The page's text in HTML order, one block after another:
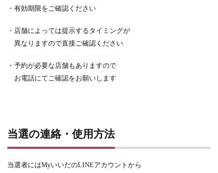
・有効期限をご確認ください
・店舗によっては提示するタイミングが
異なりますので直接ご確認ください
・予約が必要な店舗もありますので
お電話にてご確認をお願いします
当選の連絡・使用方法
当選者にはMyいいだのLINEアカウントから